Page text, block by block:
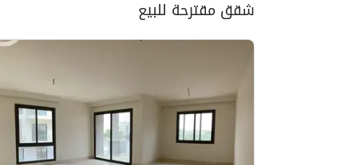
شقق مقترحة للبيع